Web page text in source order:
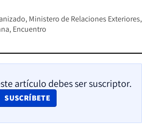
Ministero de Relaciones Exteriores
Encuentro
artículo debes ser suscriptor.
SUSCRÍBETE
OPENS IN NEW WINDOW